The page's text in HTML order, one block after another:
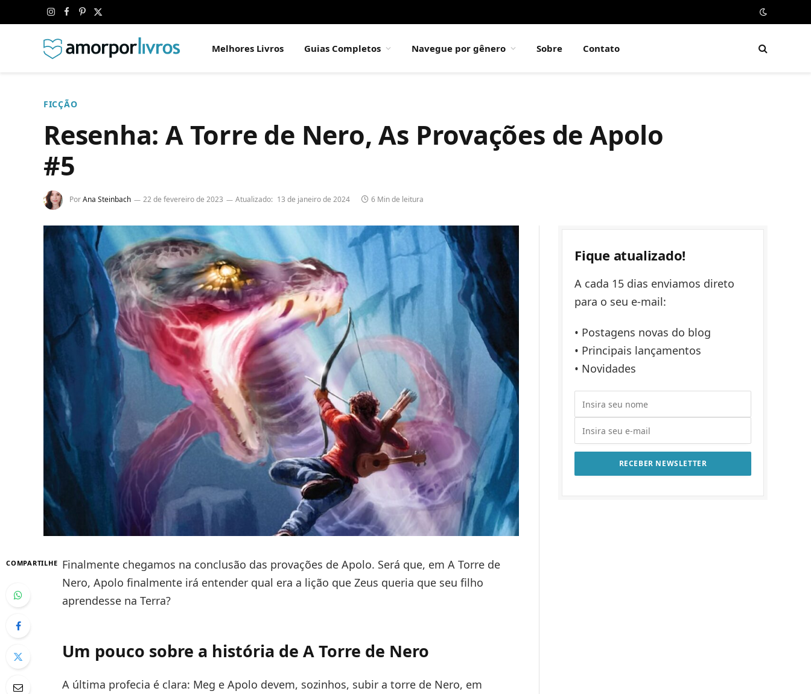
Instagram
Facebook
Pinterest
X
Melhores Livros Guias Completos Navegue por gênero Sobre Contato
FICÇÃO
Resenha: A Torre de Nero, As Provações de Apolo
#5
PorAna Steinbach 22 de fevereiro de 2023 Atualizado: 13 de janeiro de 2024 6 Min de leitura
COMPARTILHE Finalmente chegamos na conclusão das provações de Apolo. Será que, em A Torre de
Nero, Apolo finalmente irá entender qual era a lição que Zeus queria que seu filho
aprendesse na Terra?
Um pouco sobre a história de A Torre de Nero
A última profecia é clara: Meg e Apolo devem, sozinhos, subir a torre de Nero, em
Fique atualizado!
A cada 15 dias enviamos direto
para o seu e-mail:
• Postagens novas do blog
• Principais lançamentos
• Novidades